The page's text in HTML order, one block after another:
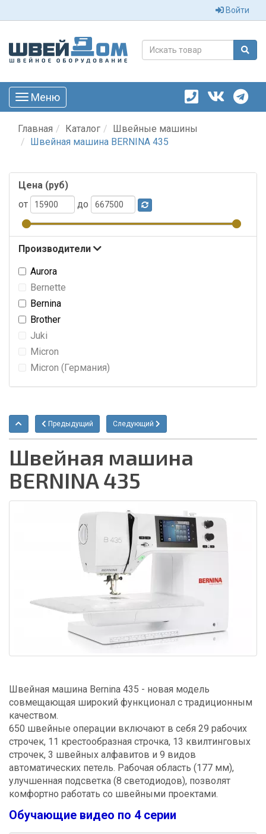
Войти
Toggle
navigation
Меню
Главная Каталог
Швейные машины
Швейная машина BERNINA 435
Цена (руб)
от
до
Производители
Aurora
Bernette
Bernina
Brother
Juki
Micron
Micron (Германия)
Предыдущий Следующий
Швейная машина
BERNINA 435
Швейная машина Bernina 435 - новая модель
совмещающая широкий функционал с традиционным
качеством.
650 швейные операции включают в себя 29 рабочих
строчек, 11 крестообразная строчка, 13 квилтинговых
строчек, 3 швейных алфавитов и 9 видов
автоматических петель. Рабочая область (177 мм),
улучшенная подсветка (8 светодиодов), позволят
комфортно работать со швейными проектами.
Обучающие видео по 4 серии